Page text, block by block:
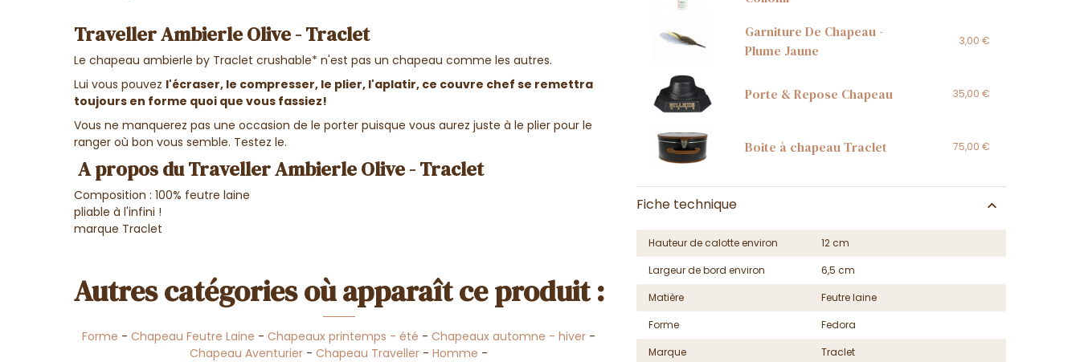
Traveller Ambierle Olive - Traclet
Le chapeau ambierle by Traclet crushable* n'est pas un chapeau comme les autres.
Lui vous pouvez l'écraser, le compresser, le plier, l'aplatir, ce couvre chef se remettra
toujours en forme quoi que vous fassiez!
Vous ne manquerez pas une occasion de le porter puisque vous aurez juste à le plier pour le
ranger où bon vous semble. Testez le.
A propos du Traveller Ambierle Olive - Traclet
Composition : 100% feutre laine
pliable à l'infini !
marque Traclet
Autres catégories où apparaît ce produit :
Forme -Chapeau Feutre Laine -Chapeaux printemps - été -Chapeaux automne - hiver -
Chapeau Aventurier -Chapeau Traveller -Homme -
Garniture De Chapeau -
Plume Jaune
3,00 €
Porte & Repose Chapeau 35,00 €
Boite à chapeau Traclet 75,00 €
Fiche technique
Hauteur de calotte environ
12 cm
Largeur de bord environ
6,5 cm
Matière
Feutre laine
Forme
Fedora
Marque
Traclet